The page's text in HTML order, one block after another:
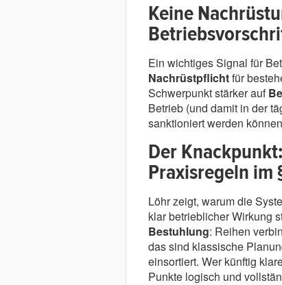
Keine
Ein wichtiges Signal für
Nachrüstpflichtfür
Schwerpunkt stärker auf
Betrieb (und damit in der
sanktioniert werden
Der
Praxisregeln im
Löhr zeigt, warum die
klar betrieblicher Wirkung
Bestuhlung: Reihen
das sind klassische
einsortiert. Wer künftig
Punkte logisch und